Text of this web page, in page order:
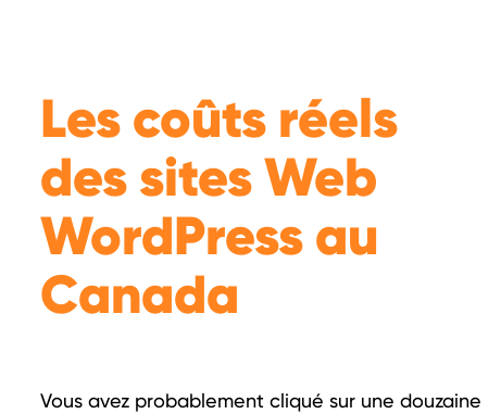
Les coûts réels
des sites Web
WordPress au
Canada
Vous avez probablement cliqué sur une douzaine